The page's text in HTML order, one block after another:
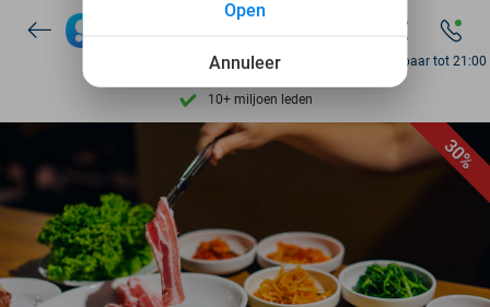
10+ miljoen leden
9,4 op basis van206.264 reviews
Ontdek 15.000+ deals
7 dagen per week beschikbaar
10+ miljoen leden
Bereikbaar tot 21:00
30%
Annuleer
Open